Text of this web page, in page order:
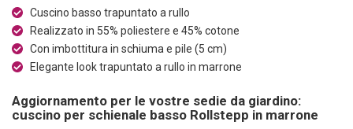
Cuscino basso trapuntato a rullo
Realizzato in 55% poliestere e 45% cotone
Con imbottitura in schiuma e pile (5 cm)
Elegante look trapuntato a rullo in marrone
Aggiornamento per le vostre sedie da giardino:
cuscino per schienale basso Rollstepp in marrone